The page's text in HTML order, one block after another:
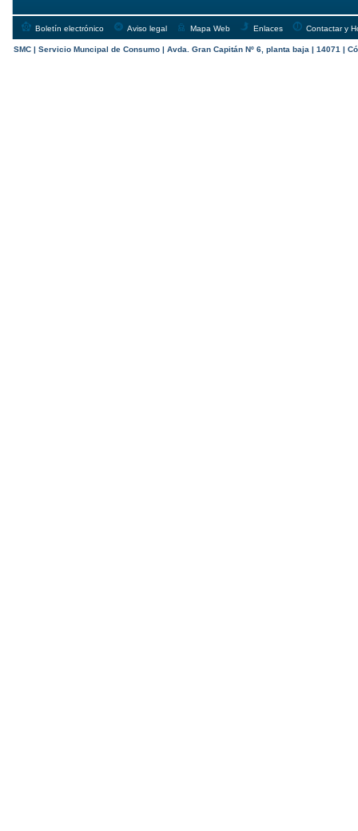
Boletín electrónico Aviso legal Mapa Web Enlaces Contactar y
SMC | Servicio Muncipal de Consumo | Avda. Gran Capitán Nº 6, planta baja | 14071 |